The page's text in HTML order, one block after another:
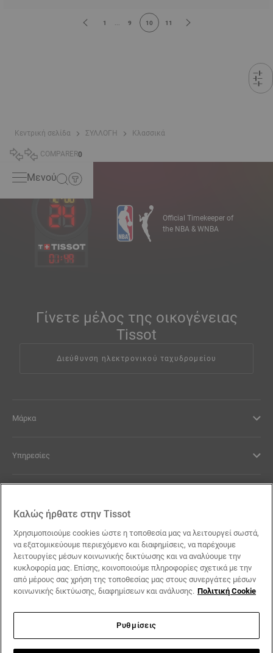
1 9 10 11
Κεντρική σελίδα ΣΥΛΛΟΓΗ Κλασσικά
COMPARER0
Μενού
01:49
Official Timekeeper of
the NBA & WNBA
Γίνετε μέλος της οικογένειας
Tissot
Διεύθυνση ηλεκτρονικού ταχυδρομείου
Μάρκα
Υπηρεσίες
Επικοινωνία
Οι Υποσχέσεις μας
Ακολουθήστε μας στα social media
Καλώς ήρθατε στην Tissot
Χρησιμοποιούμε cookies ώστε η τοποθεσία μας να λειτουργεί σωστά,
να εξατομικεύουμε περιεχόμενο και διαφημίσεις, να παρέχουμε
λειτουργίες μέσων κοινωνικής δικτύωσης και να αναλύουμε την
κυκλοφορία μας. Επίσης, κοινοποιούμε πληροφορίες σχετικά με την
από μέρους σας χρήση της τοποθεσίας μας στους συνεργάτες μέσων
κοινωνικής δικτύωσης, διαφημίσεων και ανάλυσης. Πολιτική Cookie
Ρυθμίσεις